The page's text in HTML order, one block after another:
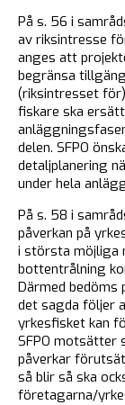
På s. 56 i
av riksintresse
anges att
begränsa
(riksintresset
fiskare ska
delen. SFPO
detaljplanering
under hela
På s. 58 i
påverkan på
i största möjliga
bottentrålning
Därmed bedöms
det sagda följer
yrkesfisket kan
SFPO motsätter
påverkar
så blir så ska
företagarna/